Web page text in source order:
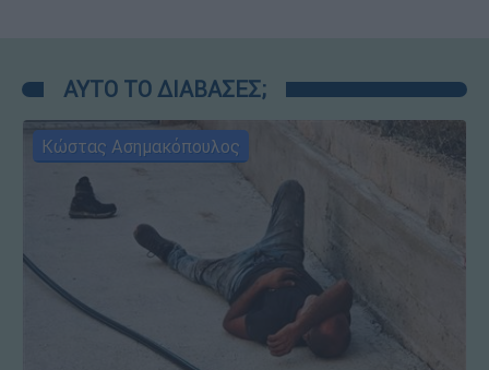
ΑΥΤΟ ΤΟ ΔΙΑΒΑΣΕΣ;
Κώστας Ασημακόπουλος